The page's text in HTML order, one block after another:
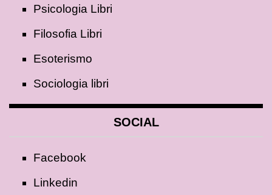
Psicologia Libri
Filosofia Libri
Esoterismo
Sociologia libri
SOCIAL
Facebook
Linkedin